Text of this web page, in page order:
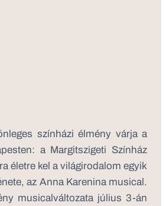
színházi élmény várja a
a Margitszigeti Színház
életre kel a világirodalom egyik
az Anna Karenina musical.
musicalváltozata július 3-án